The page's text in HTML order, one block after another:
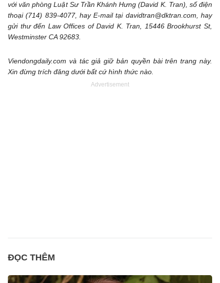
với văn phòng Luật Sư Trần Khánh Hưng (David K. Tran), số điện
thoại (714) 839-4077, hay E-mail tại davidtran@dktran.com, hay
gửi thư đến Law Offices of David K. Tran, 15446 Brookhurst St,
Westminster CA 92683.
Viendongdaily.com và tác giả giữ bản quyền bài trên trang này.
Xin đừng trích đăng dưới bất cứ hình thức nào.
Advertisement
ĐỌC THÊM